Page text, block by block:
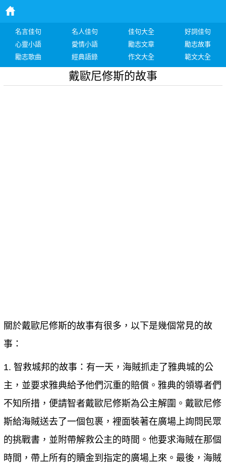
名言佳句 名人佳句 佳句大全
好詞佳句
心靈小語
愛情小語 勵志文章
勵志故事
勵志歌曲
經典語錄 作文大全 範文大全
戴歐尼修斯的故事
關於戴歐尼修斯的故事有很多，以下是幾個常見的故
事：
1. 智救城邦的故事 ：有一天，海賊抓走了雅典城的公
主，並要求雅典給予他們沉重的賠償。雅典的領導者們
不知所措，便請智者戴歐尼修斯為公主解圍。戴歐尼修
斯給海賊送去了一個包裹，裡面裝著在廣場上詢問民眾
的挑戰書，並附帶解救公主的時間。他要求海賊在那個
時間，帶上所有的贖金到指定的廣場上來。最後，海賊